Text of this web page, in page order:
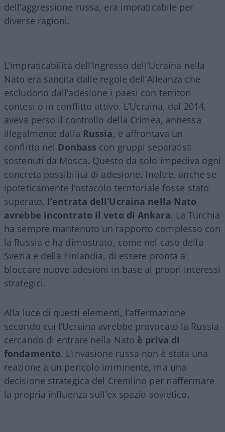
dell’aggressione russa, era impraticabile per
diverse ragioni.
L’impraticabilità dell’Ingresso dell’Ucraina nella
Nato era sancita dalle regole dell’Alleanza che
escludono dall’adesione i paesi con territori
contesi o in conflitto attivo. L’Ucraina, dal 2014,
aveva perso il controllo della Crimea, annessa
illegalmente dalla Russia, e affrontava un
conflitto nel Donbass con gruppi separatisti
sostenuti da Mosca. Questo da solo impediva ogni
concreta possibilità di adesione. Inoltre, anche se
ipoteticamente l’ostacolo territoriale fosse stato
superato, l’entrata dell’Ucraina nella Nato
avrebbe incontrato il veto di Ankara. La Turchia
ha sempre mantenuto un rapporto complesso con
la Russia e ha dimostrato, come nel caso della
Svezia e della Finlandia, di essere pronta a
bloccare nuove adesioni in base ai propri interessi
strategici.
Alla luce di questi elementi, l’affermazione
secondo cui l’Ucraina avrebbe provocato la Russia
cercando di entrare nella Nato è priva di
fondamento. L’invasione russa non è stata una
reazione a un pericolo imminente, ma una
decisione strategica del Cremlino per riaffermare
la propria influenza sull’ex spazio sovietico.